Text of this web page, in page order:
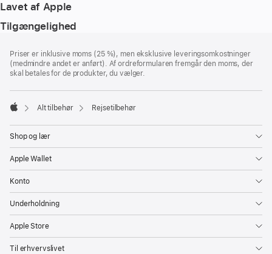
Lavet af Apple
Tilgængelighed
Priser er inklusive moms (25 %), men eksklusive leveringsomkostninger
(medmindre andet er anført). Af ordreformularen fremgår den moms, der
skal betales for de produkter, du vælger.
Alt tilbehør Rejsetilbehør
Shop og lær
Apple Wallet
Konto
Underholdning
Apple Store
Til erhvervslivet